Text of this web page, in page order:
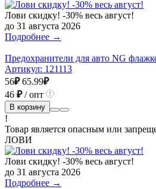
Лови скидку! -30% весь август!
до 31 августа 2026
Подробнее →
Предохранители для авто NG
Артикул: 121113
56₽ 65.99₽
46 ₽/ опт
В корзину
!
Товар является опасным или
ЛОВИ
Лови скидку! -30% весь август!
до 31 августа 2026
Подробнее →